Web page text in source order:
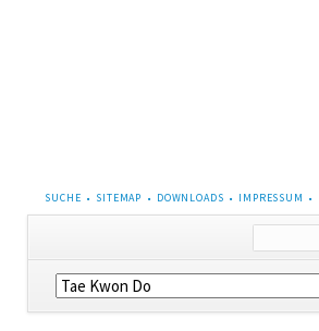
NAVIGATION
ÜBERSPRINGEN
SUCHE SITEMAP DOWNLOADS IMPRESSUM
Navigation
überspringen